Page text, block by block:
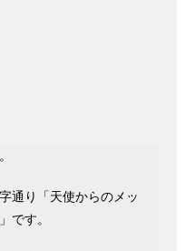
通り「天使からのメッ
です。